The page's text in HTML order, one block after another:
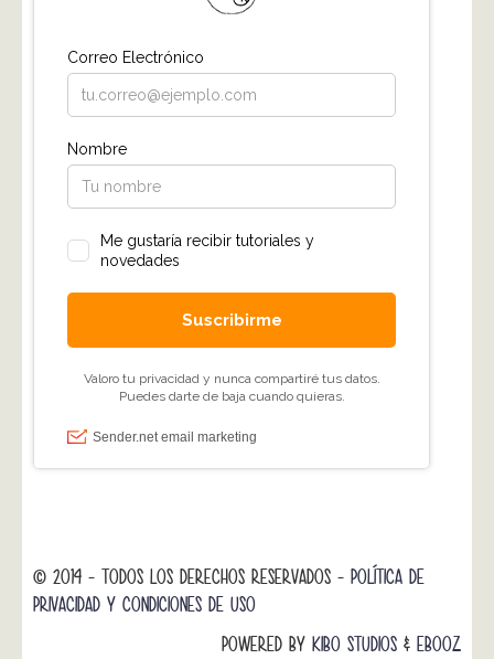
© 2014 - TODOS LOS DERECHOS RESERVADOS - POLÍTICA DE
PRIVACIDAD Y CONDICIONES DE USO
POWERED BY KIBO STUDIOS & EBOOZ